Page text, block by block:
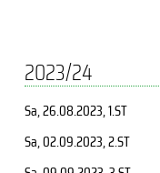
2023/24
Sa, 26.08.2023, 1.ST
Sa, 02.09.2023, 2.ST